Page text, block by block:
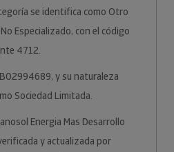
se identifica como Otro
Especializado, con el código
4712.
B02994689, y su naturaleza
Sociedad Limitada.
Energia Mas Desarrollo
y actualizada por